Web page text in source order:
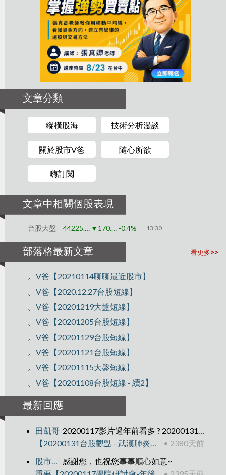
文章分類
縱橫股海 技術分析漫談
關於股市V爸 隨心所欲
嗨訂閱
文章中相關個股表現
台股大盤 44225.91 ▼170.79 -0.4% 13:30
看更多>>
部落格最新文章
。 V爸【20210114聊聊最近股市】
。 V爸【2020.12.27台股短線】
。 V爸【20201219大盤短線】
。 V爸【20201205台股短線】
。 V爸【20201129台股短線】
。 V爸【20201121台股短線】
。 V爸【20201115大盤短線】
。 V爸【20201108台股短線 - 續2】
最新回應
田凱哥
20200117影片過年前看多 ? 20200131影片過年後看空? 之後往下走?
【20200131台股觀點 - 武漢肺炎後】
• 2380天前
股市V爸
感謝您，也祝您事事順心如意~